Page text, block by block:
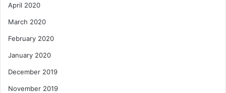
April 2020
March 2020
February 2020
January 2020
December 2019
November 2019